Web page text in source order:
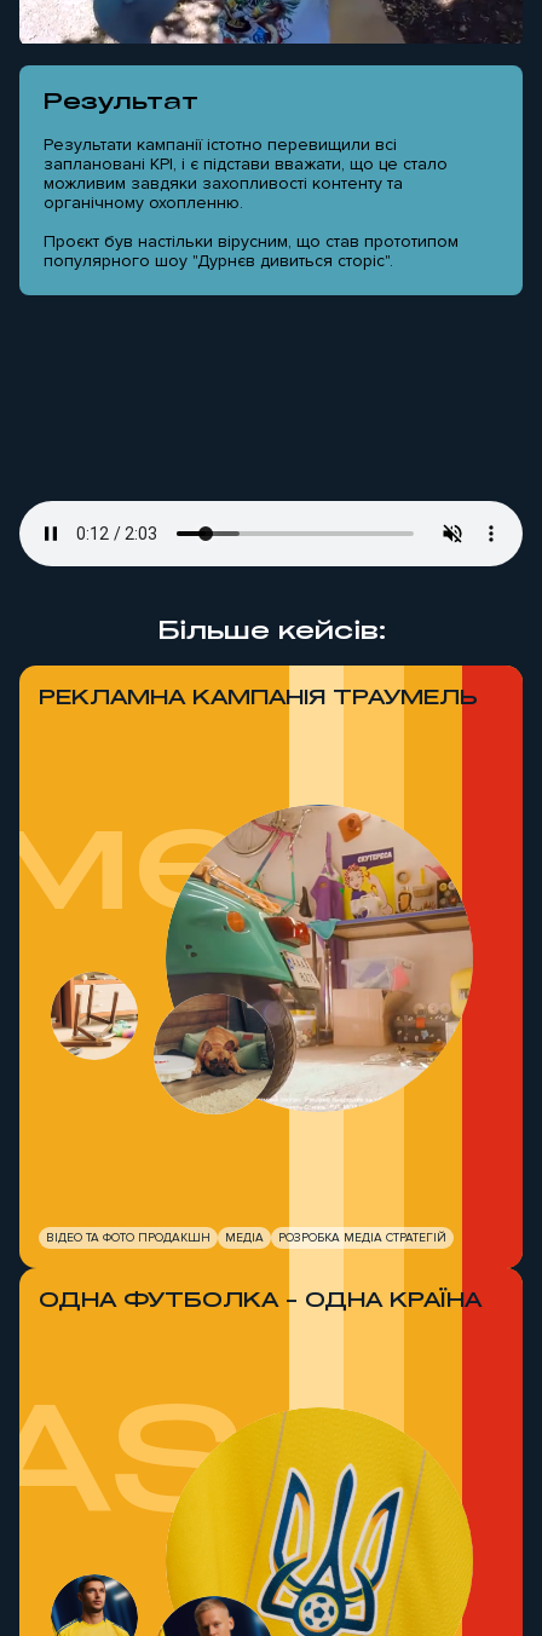
Результат
Результати кампанії істотно перевищили всі
заплановані KPI, і є підстави вважати, що це стало
можливим завдяки захопливості контенту та
органічному охопленню.
Проєкт був настільки вірусним, що став прототипом
популярного шоу "Дурнєв дивиться сторіс".
Більше кейсів:
РЕКЛАМНА КАМПАНІЯ ТРАУМЕЛЬ
ВІДЕО ТА ФОТО ПРОДАКШН МЕДІА РОЗРОБКА МЕДІА СТРАТЕГІЙ
ОДНА ФУТБОЛКА - ОДНА КРАЇНА
х